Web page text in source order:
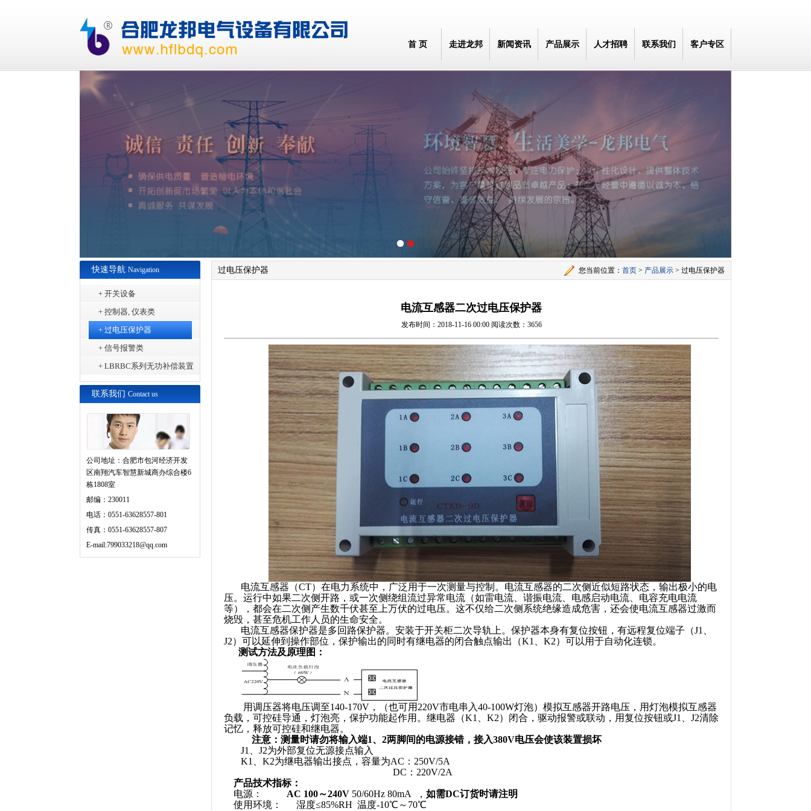
首 页 走进龙邦 新闻资讯 产品展示 人才招聘 联系我们 客户专区
1 2
快速导航 Navigation
+ 开关设备
+ 控制器, 仪表类
+ 过电压保护器
+ 信号报警类
+ LBRBC系列无功补偿装置
联系我们 Contact us
公司地址：合肥市包河经济开发
区南翔汽车智慧新城商办综合楼6
栋1808室
邮编：230011
电话：0551-63628557-801
传真：0551-63628557-807
E-mail:799033218@qq.com
过电压保护器 您当前位置： 首页 > 产品展示 > 过电压保护器
电流互感器二次过电压保护器
发布时间： 2018-11-16 00:00 阅读次数： 3656
电流互感器（CT）在电力系统中，广泛用于一次测量与控制。电流互感器的二次侧近似短路状态，输出极小的电
压。运行中如果二次侧开路，或一次侧绕组流过异常电流（如雷电流、谐振电流、电感启动电流、电容充电电流
等），都会在二次侧产生数千伏甚至上万伏的过电压。这不仅给二次侧系统绝缘造成危害，还会使电流互感器过激而
烧毁，甚至危机工作人员的生命安全。
电流互感器保护器是多回路保护器。安装于开关柜二次导轨上。保护器本身有复位按钮，有远程复位端子（J1、
J2）可以延伸到操作部位，保护输出的同时有继电器的闭合触点输出（K1、K2）可以用于自动化连锁。
测试方法及原理图：
用调压器将电压调至140-170V，（也可用220V市电串入40-100W灯泡）模拟互感器开路电压，用灯泡模拟互感器
负载，可控硅导通，灯泡亮，保护功能起作用。继电器（K1、K2）闭合，驱动报警或联动，用复位按钮或J1、J2清除
记忆，释放可控硅和继电器。
注意：测量时请勿将输入端1、2两脚间的电源接错，接入380V电压会使该装置损坏
J1、J2为外部复位无源接点输入
K1、K2为继电器输出接点，容量为AC：250V/5A
DC：220V/2A
产品技术指标：
电源：
AC 100～240V 50/60Hz 80mA ， 如需DC订货时请注明
使用环境： 湿度≤85%RH 温度-10℃～70℃